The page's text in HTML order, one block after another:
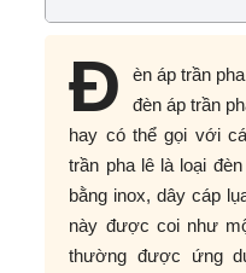
Đ
èn áp trần
đèn áp trần
hay có thể gọi với
trần pha lê là loại
bằng inox, dây cáp
này được coi như
thường được ứng